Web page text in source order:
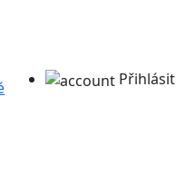
Přihlásit